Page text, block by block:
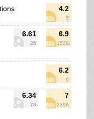
4.2
5
6.61
25
6.9
1529
6.2
6
6.34
78
7
2396